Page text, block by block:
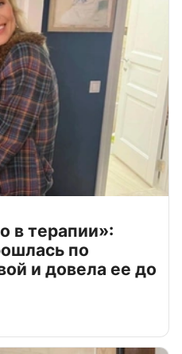
в терапии»:
по
и довела ее до